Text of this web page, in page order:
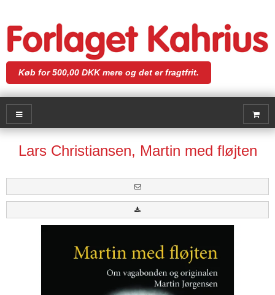
Køb for 500,00 DKK mere og det er fragtfrit.
Lars Christiansen, Martin med fløjten